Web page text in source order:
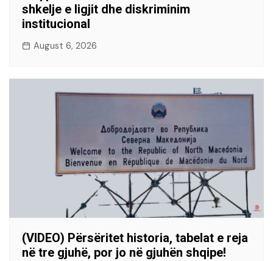
shkelje e ligjit dhe diskriminim
institucional
August 6, 2026
(VIDEO) Përsëritet historia, tabelat e reja
në tre gjuhë, por jo në gjuhën shqipe!